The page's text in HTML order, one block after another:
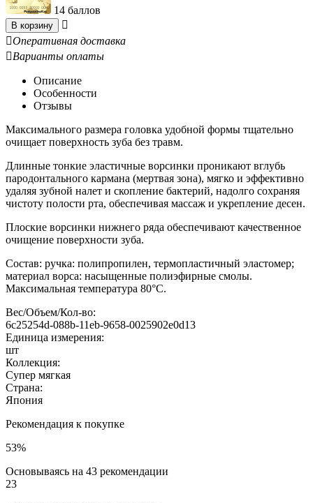
14 баллов
В корзину

Оперативная доставка
Варианты оплаты
Описание
Особенности
Отзывы
Максимального размера головка удобной формы тщательно
очищает поверхность зуба без травм.
Длинные тонкие эластичные ворсинки проникают вглубь
пародонтального кармана (мертвая зона), мягко и эффективно
удаляя зубной налет и скопление бактерий, надолго сохраняя
чистоту полости рта, обеспечивая массаж и укрепление десен.
Плоские ворсинки нижнего ряда обеспечивают качественное
очищение поверхности зуба.
Состав: ручка: полипропилен, термопластичный эластомер;
материал ворса: насыщенные полиэфирные смолы.
Максимальная температура 80°С.
Вес/Объем/Кол-во:
6c25254d-088b-11eb-9658-0025902e0d13
Единица измерения:
шт
Коллекция:
Супер мягкая
Страна:
Япония
Рекомендация к покупке
53%
Основываясь на 43 рекомендации
23